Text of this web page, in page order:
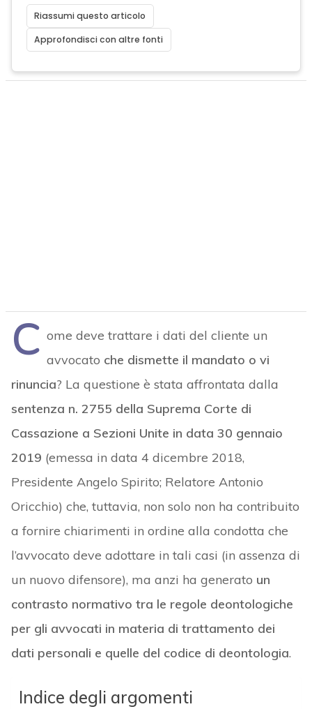
Riassumi questo articolo
Approfondisci con altre fonti
C ome deve trattare i dati del cliente un
avvocato che dismette il mandato o vi
rinuncia? La questione è stata affrontata dalla
sentenza n. 2755 della Suprema Corte di
Cassazione a Sezioni Unite in data 30 gennaio
2019 (emessa in data 4 dicembre 2018,
Presidente Angelo Spirito; Relatore Antonio
Oricchio) che, tuttavia, non solo non ha contribuito
a fornire chiarimenti in ordine alla condotta che
l’avvocato deve adottare in tali casi (in assenza di
un nuovo difensore), ma anzi ha generato un
contrasto normativo tra le regole deontologiche
per gli avvocati in materia di trattamento dei
dati personali e quelle del codice di deontologia.
Indice degli argomenti